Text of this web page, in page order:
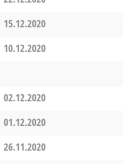
15.12.2020
10.12.2020
02.12.2020
01.12.2020
26.11.2020